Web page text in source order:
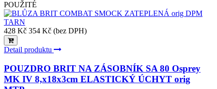
POUŽITÉ
428 Kč 354 Kč (bez DPH)
Detail produktu
POUZDRO BRIT NA ZÁSOBNÍK SA 80 Osprey
MK IV 8,x18x3cm ELASTICKÝ ÚCHYT orig